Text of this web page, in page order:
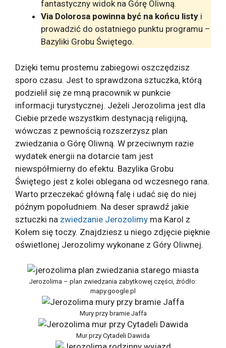
fantastyczny widok na Górę Oliwną.
Via Dolorosa powinna być na końcu listy i
prowadzić do ostatniego punktu programu –
Bazyliki Grobu Świętego.
Dzięki temu prostemu zabiegowi oszczędzisz
sporo czasu. Jest to sprawdzona sztuczka, którą
podzielił się ze mną pracownik w punkcie
informacji turystycznej. Jeżeli Jerozolima jest dla
Ciebie przede wszystkim destynacją religijną,
wówczas z pewnością rozszerzysz plan
zwiedzania o Górę Oliwną. W przeciwnym razie
wydatek energii na dotarcie tam jest
niewspółmierny do efektu. Bazylika Grobu
Świętego jest z kolei oblegana od wczesnego rana.
Warto przeczekać główną falę i udać się do niej
późnym popołudniem. Na deser sprawdź jakie
sztuczki na zwiedzanie Jerozolimy ma Karol z
Kołem się toczy. Znajdziesz u niego zdjęcie pięknie
oświetlonej Jerozolimy wykonane z Góry Oliwnej.
Jerozolima – plan zwiedzania zabytkowej części, źródło:
mapy.google.pl
Mury przy bramie Jaffa
Mur przy Cytadeli Dawida